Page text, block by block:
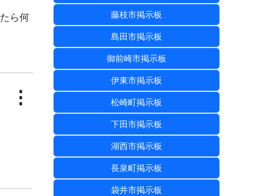
ら何
⋮
藤枝市掲示板
島田市掲示板
御前崎市掲示板
伊東市掲示板
松崎町掲示板
下田市掲示板
湖西市掲示板
長泉町掲示板
袋井市掲示板